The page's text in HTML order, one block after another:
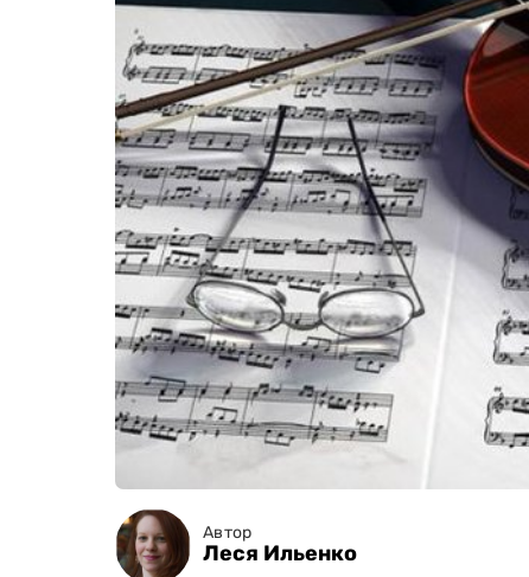
Автор
Леся Ильенко